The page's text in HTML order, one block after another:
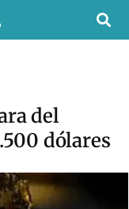
del
dólares